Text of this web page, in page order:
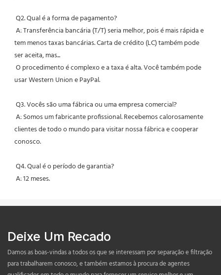
Q2. Qual é a forma de pagamento?
tem menos taxas bancárias. Carta de crédito (LC) também pode
ser aceita, mas...
usar Western Union e PayPal.
Q3. Vocês são uma fábrica ou uma empresa comercial?
clientes de todo o mundo para visitar nossa fábrica e cooperar
conosco.
Q4. Qual é o período de garantia?
A: 12 meses.
Deixe Um Recado
Damos as boas-vindas a todos os que se interessam por separação e filtração
para trabalharem conosco, e também estamos à procura de agentes